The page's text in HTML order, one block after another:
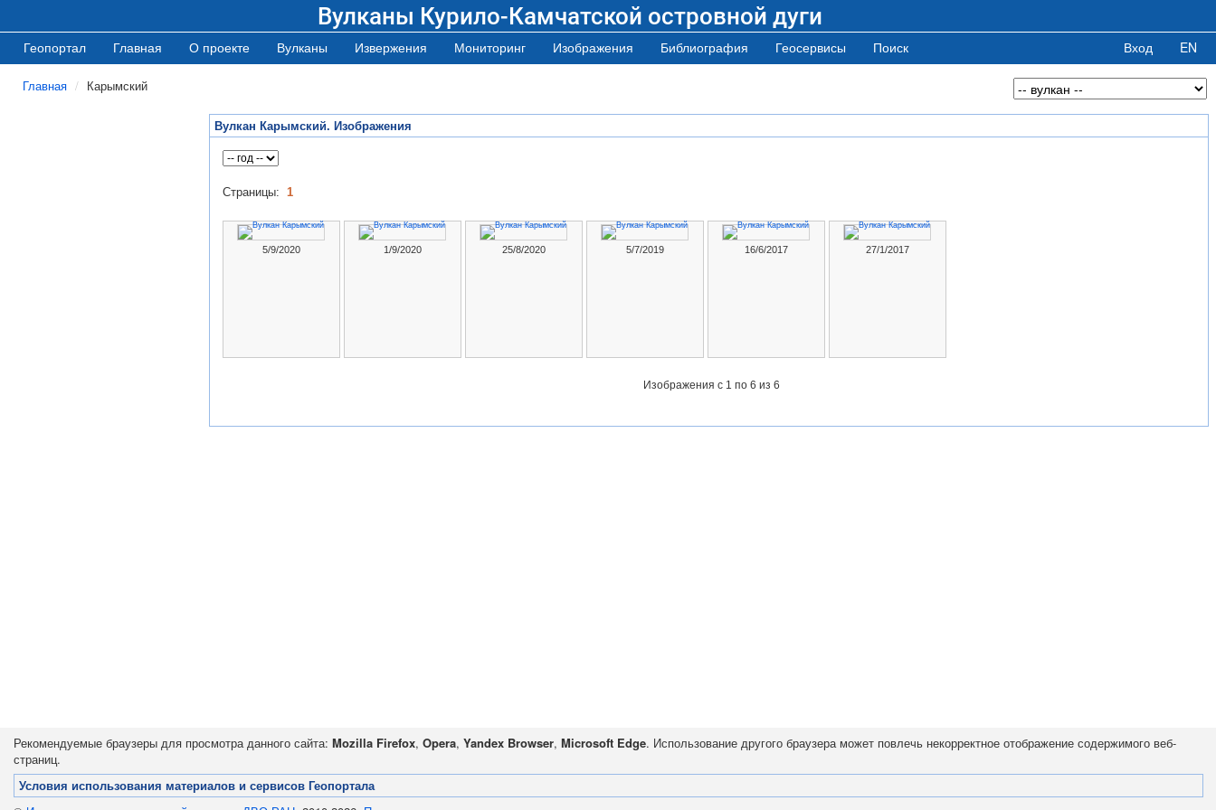
Вулканы Курило-Камчатской островной дуги
Геопортал Главная О проекте Вулканы Извержения Мониторинг Изображения Библиография Геосервисы Поиск Вход EN
Главная Карымский
Вулкан Карымский. Изображения
Страницы: 1
5/9/2020 1/9/2020 25/8/2020 5/7/2019 16/6/2017 27/1/2017
Изображения с 1 по 6 из 6
Рекомендуемые браузеры для просмотра данного сайта: Mozilla Firefox, Opera, Yandex Browser, Microsoft Edge. Использование другого браузера может повлечь некорректное отображение содержимого веб-
страниц.
Условия использования материалов и сервисов Геопортала